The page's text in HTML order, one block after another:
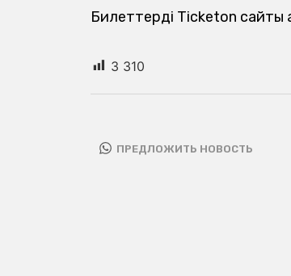
Билеттерді Ticketon сайты
3 310
ПРЕДЛОЖИТЬ НОВОСТЬ